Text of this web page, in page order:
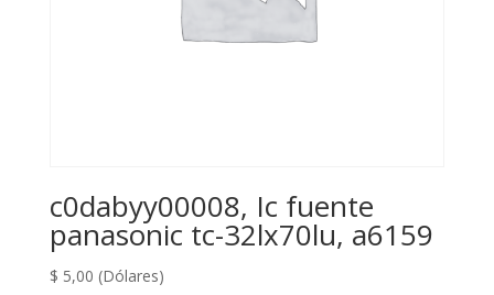
c0dabyy00008, Ic fuente
panasonic tc-32lx70lu, a6159
$ 5,00 (Dólares)